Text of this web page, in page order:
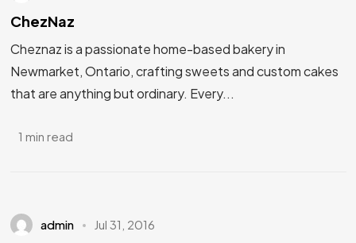
ChezNaz
Cheznaz is a passionate home-based bakery in
Newmarket, Ontario, crafting sweets and custom cakes
that are anything but ordinary. Every...
1 min read
admin Jul 31, 2016